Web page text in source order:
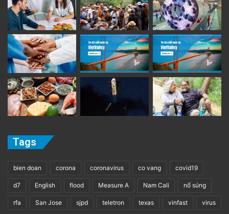
Tags
bien doan corona coronavirus co vang covid19
d7 English flood Measure A Nam Cali nổ súng
rfa San Jose sjpd teletron texas vinfast virus